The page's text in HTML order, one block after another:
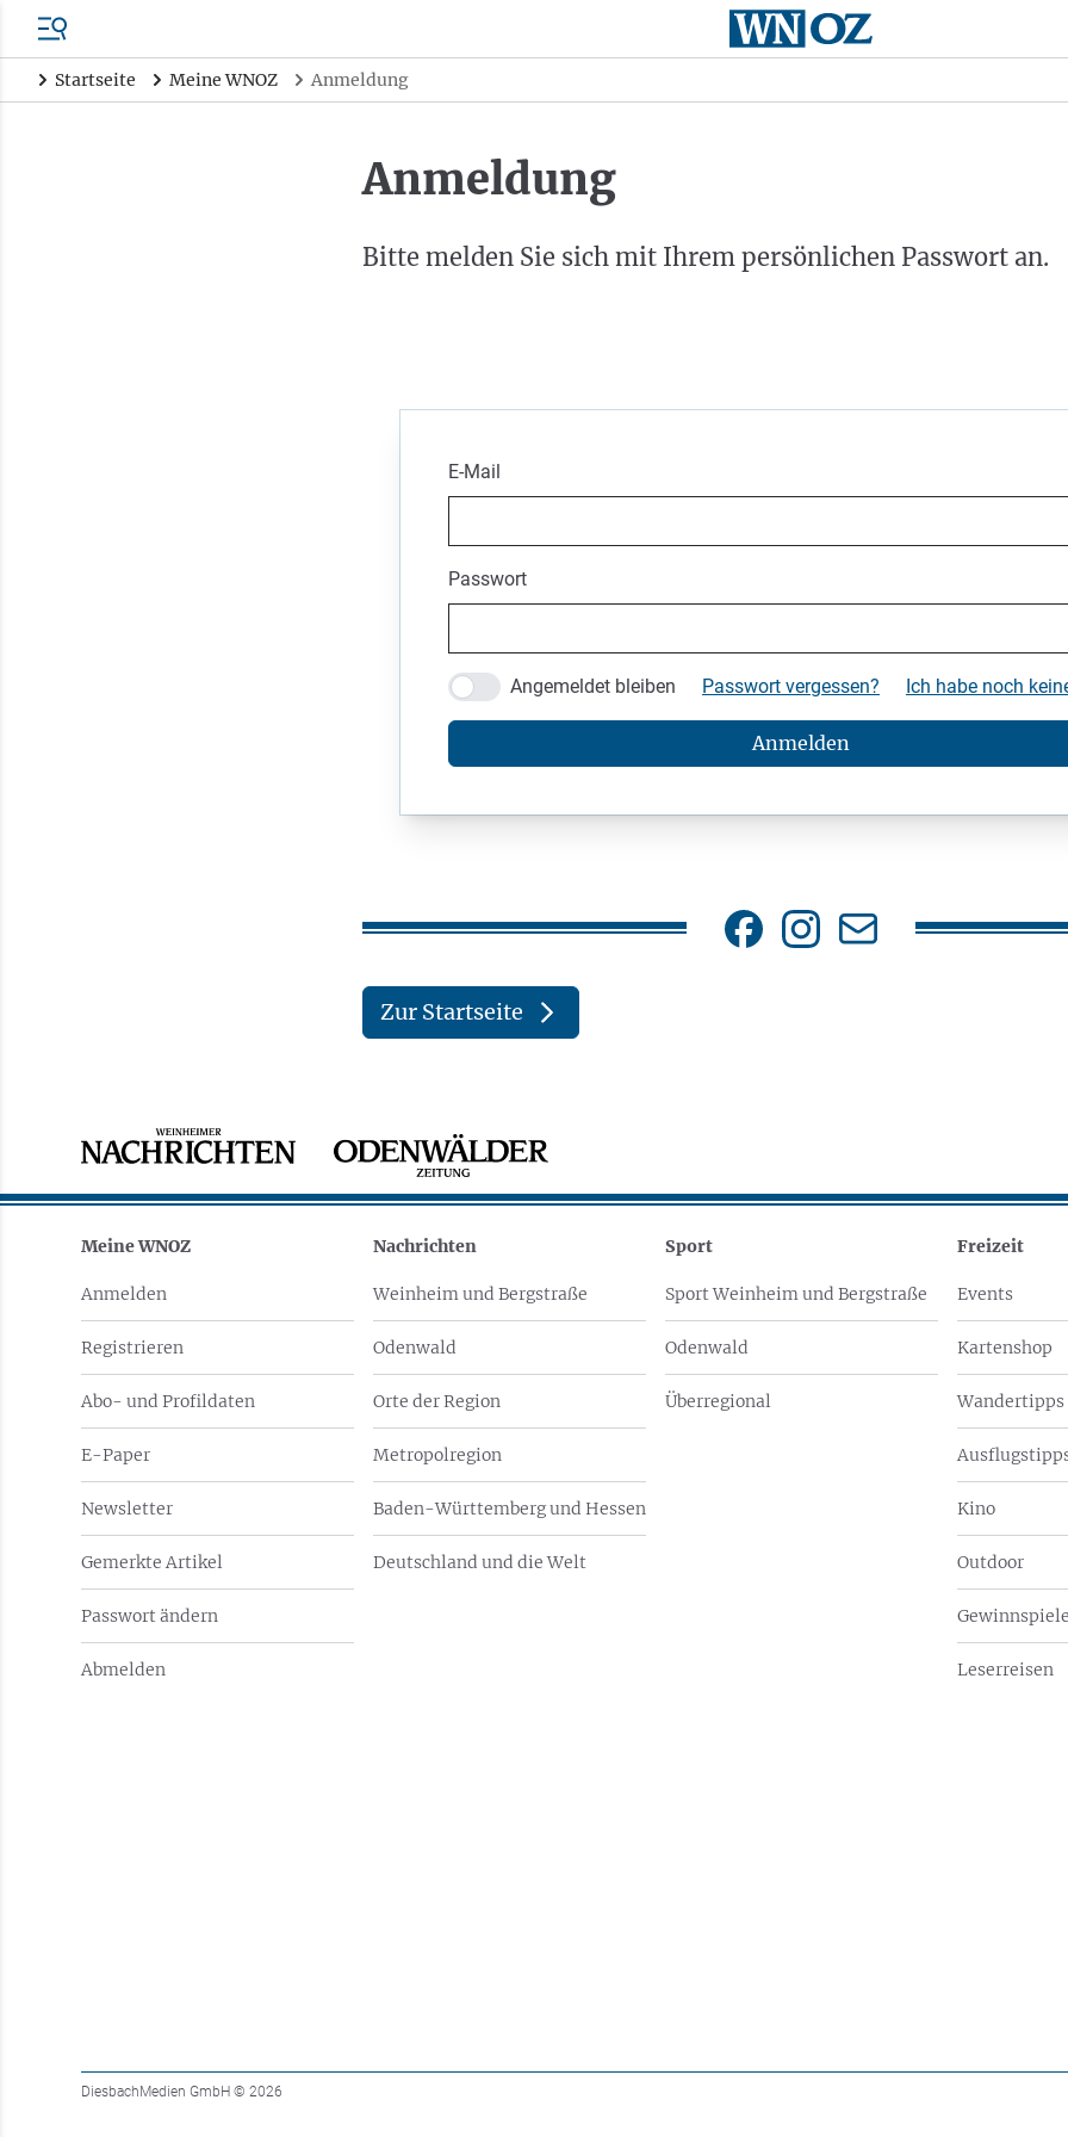
Startseite Meine WNOZ Anmeldung
Anmeldung
Bitte melden Sie sich mit Ihrem persönlichen Passwort an.
E-Mail
Passwort
Angemeldet bleiben Passwort vergessen? Ich habe noch
Anmelden
Zur Startseite
Meine WNOZ
Anmelden
Registrieren
Abo- und Profildaten
E-Paper
Newsletter
Gemerkte Artikel
Passwort ändern
Abmelden
Nachrichten
Weinheim und Bergstraße
Odenwald
Orte der Region
Metropolregion
Baden-Württemberg und Hessen
Deutschland und die Welt
Sport
Sport Weinheim und Bergstraße
Odenwald
Überregional
Freizeit
Events
Kartenshop
Wandertipps
Kino
Outdoor
Gewinnspiele
Leserreisen
DiesbachMedien GmbH © 2026